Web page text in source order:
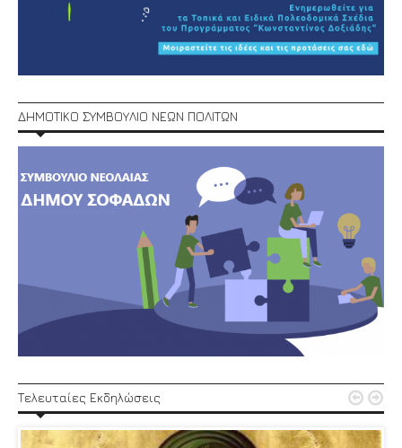
ΔΗΜΟΤΙΚΟ ΣΥΜΒΟΥΛΙΟ ΝΕΩΝ ΠΟΛΙΤΩΝ
Τελευταίες Εκδηλώσεις  